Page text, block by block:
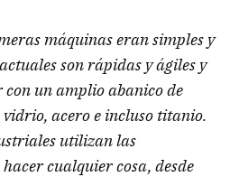
máquinas eran simples y
son rápidas y ágiles y
un amplio abanico de
acero e incluso titanio.
utilizan las
cualquier cosa, desde